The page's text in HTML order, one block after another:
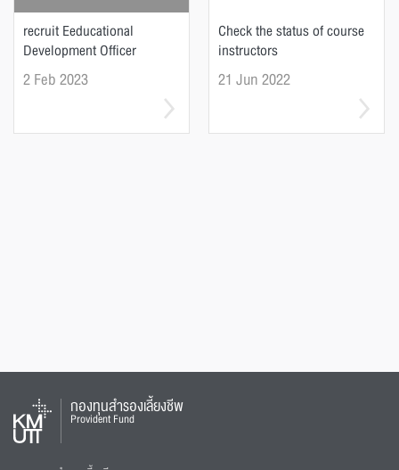
recruit Eeducational
Development Officer
2 Feb 2023
Check the status of course
instructors
21 Jun 2022
กองทุนสำรองเลี้ยงชีพ
Provident Fund